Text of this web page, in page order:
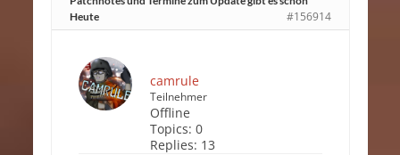
Heute
#156914
camrule
Teilnehmer
Offline
Topics: 0
Replies: 13